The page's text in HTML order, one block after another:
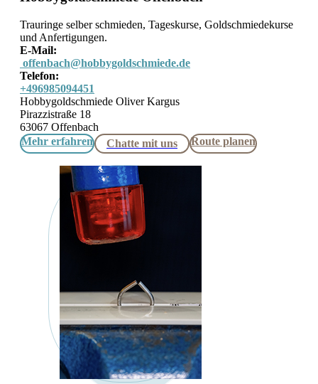
Trauringe selber schmieden, Tageskurse, Goldschmiedekurse
und Anfertigungen.
E-Mail:
offenbach@hobbygoldschmiede.de
Telefon:
+496985094451
Hobbygoldschmiede Oliver Kargus
Pirazzistraße 18
63067 Offenbach
Mehr erfahren
Chatte mit uns Route planen